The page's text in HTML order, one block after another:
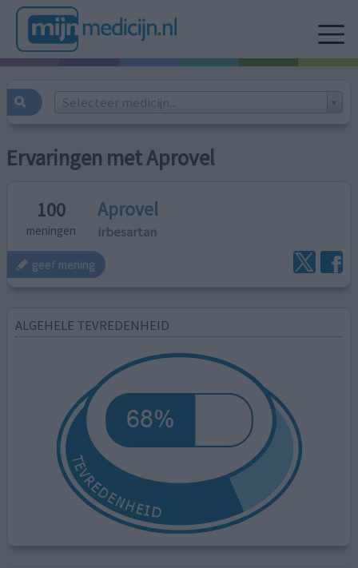
Selecteer medicijn...
Ervaringen met Aprovel
100
meningen
Aprovel
irbesartan
geef mening
ALGEHELE TEVREDENHEID